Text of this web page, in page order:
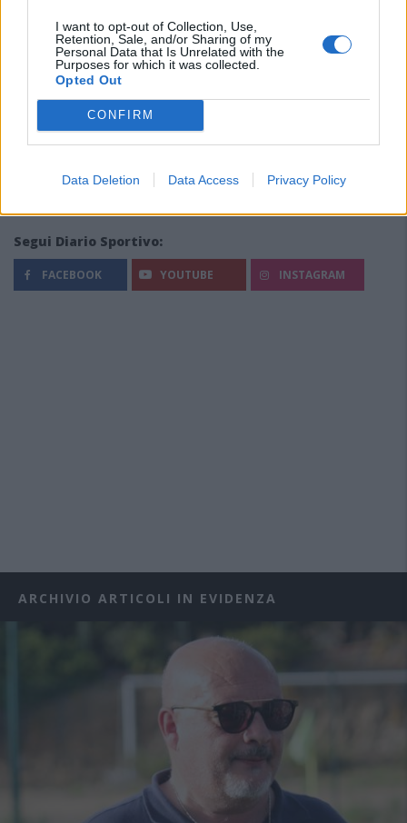
I want to opt-out of Collection, Use,
Retention, Sale, and/or Sharing of my
Personal Data that Is Unrelated with the
Purposes for which it was collected.
Opted Out
CONFIRM
Data Deletion Data Access Privacy Policy
Segui Diario Sportivo:
FACEBOOK YOUTUBE INSTAGRAM
ARCHIVIO ARTICOLI IN EVIDENZA